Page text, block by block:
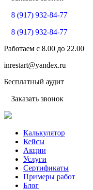
8 (917) 932-84-77
8 (917) 932-84-77
Работаем с 8.00 до 22.00
inrestart@yandex.ru
Бесплатный аудит
Заказать звонок
Калькулятор
Кейсы
Акции
Услуги
Сертификаты
Примеры работ
Блог